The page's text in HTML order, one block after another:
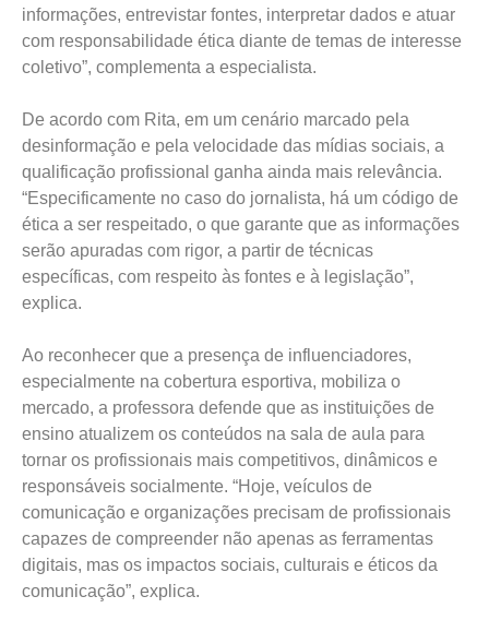
informações, entrevistar fontes, interpretar dados e atuar
com responsabilidade ética diante de temas de interesse
coletivo”, complementa a especialista.
De acordo com Rita, em um cenário marcado pela
desinformação e pela velocidade das mídias sociais, a
qualificação profissional ganha ainda mais relevância.
“Especificamente no caso do jornalista, há um código de
ética a ser respeitado, o que garante que as informações
serão apuradas com rigor, a partir de técnicas
específicas, com respeito às fontes e à legislação”,
explica.
Ao reconhecer que a presença de influenciadores,
especialmente na cobertura esportiva, mobiliza o
mercado, a professora defende que as instituições de
ensino atualizem os conteúdos na sala de aula para
tornar os profissionais mais competitivos, dinâmicos e
responsáveis socialmente. “Hoje, veículos de
comunicação e organizações precisam de profissionais
capazes de compreender não apenas as ferramentas
digitais, mas os impactos sociais, culturais e éticos da
comunicação”, explica.